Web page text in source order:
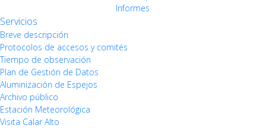
Informes
Servicios
Breve descripción
Protocolos de accesos y comités
Tiempo de observación
Plan de Gestión de Datos
Aluminización de Espejos
Archivo público
Estación Meteorológica
Visita Calar Alto